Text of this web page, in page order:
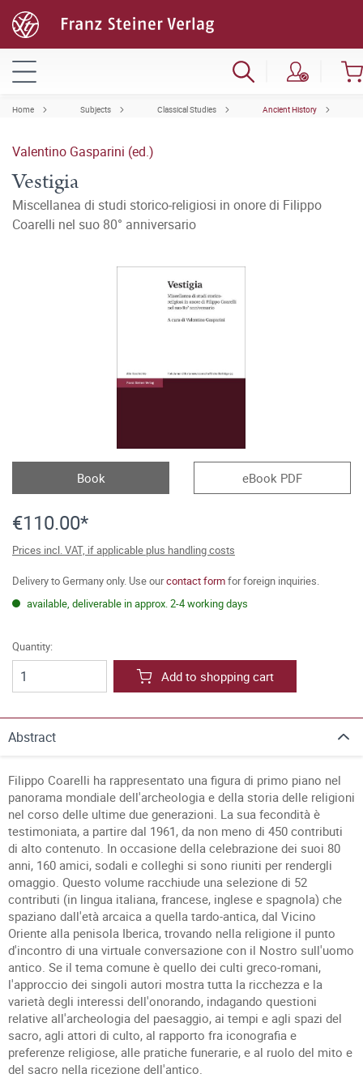
Home Subjects Classical Studies Ancient History
Valentino Gasparini (ed.)
Vestigia
Miscellanea di studi storico-religiosi in onore di Filippo
Coarelli nel suo 80° anniversario
Book eBook PDF
€110.00*
Prices incl. VAT, if applicable plus handling costs
Delivery to Germany only. Use ourcontact formfor foreign inquiries.
available, deliverable in approx. 2-4 working days
Quantity:
Add to shopping cart
Abstract
Filippo Coarelli ha rappresentato una figura di primo piano nel
panorama mondiale dell'archeologia e della storia delle religioni
nel corso delle ultime due generazioni. La sua fecondità è
testimoniata, a partire dal 1961, da non meno di 450 contributi
di alto contenuto. In occasione della celebrazione dei suoi 80
anni, 160 amici, sodali e colleghi si sono riuniti per rendergli
omaggio. Questo volume racchiude una selezione di 52
contributi (in lingua italiana, francese, inglese e spagnola) che
spaziano dall'età arcaica a quella tardo-antica, dal Vicino
Oriente alla penisola Iberica, trovando nella religione il punto
d'incontro di una virtuale conversazione con il Nostro sull'uomo
antico. Se il tema comune è quello dei culti greco-romani,
l'approccio dei singoli autori mostra tutta la ricchezza e la
varietà degli interessi dell'onorando, indagando questioni
relative all'archeologia del paesaggio, ai tempi e agli spazi del
sacro, agli attori di culto, al rapporto fra iconografia e
preferenze religiose, alle pratiche funerarie, e al ruolo del mito e
del sacro nella ricezione dell'antico.